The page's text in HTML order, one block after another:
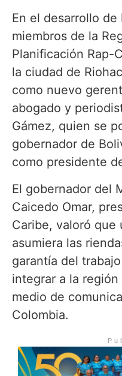
En el desarrollo
miembros de la
Planificación Rap-
la ciudad de
como nuevo
abogado y
Gámez, quien se
gobernador de
como presidente
El gobernador del
Caicedo Omar,
Caribe, valoró que
asumiera las
garantía del
integrar a la
medio de
Colombia.